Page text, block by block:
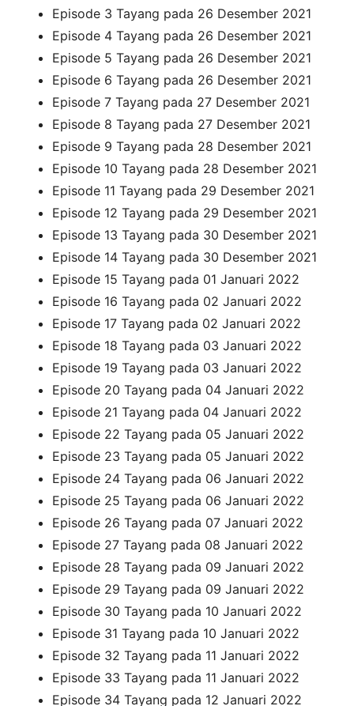
Episode 3 Tayang pada 26 Desember 2021
Episode 4 Tayang pada 26 Desember 2021
Episode 5 Tayang pada 26 Desember 2021
Episode 6 Tayang pada 26 Desember 2021
Episode 7 Tayang pada 27 Desember 2021
Episode 8 Tayang pada 27 Desember 2021
Episode 9 Tayang pada 28 Desember 2021
Episode 10 Tayang pada 28 Desember 2021
Episode 11 Tayang pada 29 Desember 2021
Episode 12 Tayang pada 29 Desember 2021
Episode 13 Tayang pada 30 Desember 2021
Episode 14 Tayang pada 30 Desember 2021
Episode 15 Tayang pada 01 Januari 2022
Episode 16 Tayang pada 02 Januari 2022
Episode 17 Tayang pada 02 Januari 2022
Episode 18 Tayang pada 03 Januari 2022
Episode 19 Tayang pada 03 Januari 2022
Episode 20 Tayang pada 04 Januari 2022
Episode 21 Tayang pada 04 Januari 2022
Episode 22 Tayang pada 05 Januari 2022
Episode 23 Tayang pada 05 Januari 2022
Episode 24 Tayang pada 06 Januari 2022
Episode 25 Tayang pada 06 Januari 2022
Episode 26 Tayang pada 07 Januari 2022
Episode 27 Tayang pada 08 Januari 2022
Episode 28 Tayang pada 09 Januari 2022
Episode 29 Tayang pada 09 Januari 2022
Episode 30 Tayang pada 10 Januari 2022
Episode 31 Tayang pada 10 Januari 2022
Episode 32 Tayang pada 11 Januari 2022
Episode 33 Tayang pada 11 Januari 2022
Episode 34 Tayang pada 12 Januari 2022